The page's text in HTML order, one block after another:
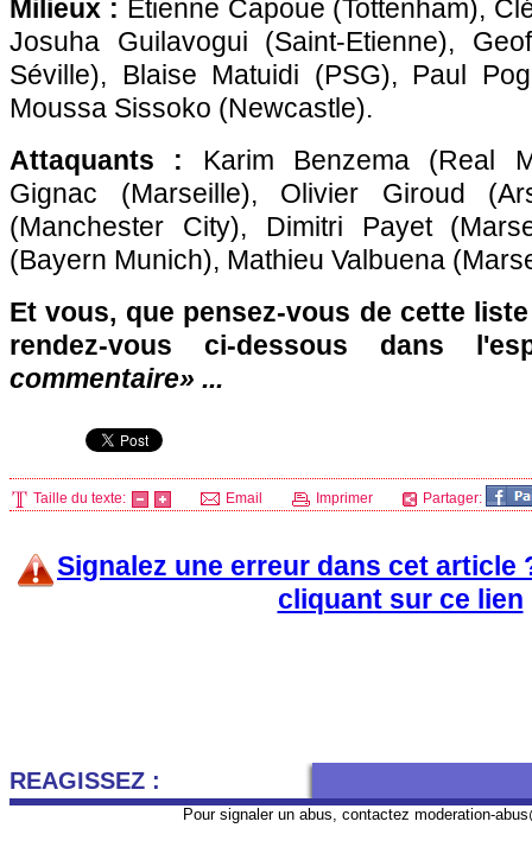
Milieux : Etienne Capoue (Tottenham),
Josuha Guilavogui (Saint-Etienne),
Séville), Blaise Matuidi (PSG), Paul
Moussa Sissoko (Newcastle).
Attaquants : Karim Benzema (Real
Gignac (Marseille), Olivier Giroud
(Manchester City), Dimitri Payet (
(Bayern Munich), Mathieu Valbuena (
Et vous, que pensez-vous de cette
rendez-vous ci-dessous dans
commentaire» ...
Taille du texte: Email Imprimer Partager:
Signalez une erreur dans cet article
cliquant sur ce lien
REAGISSEZ :
Pour signaler un abus, contactez moderation-